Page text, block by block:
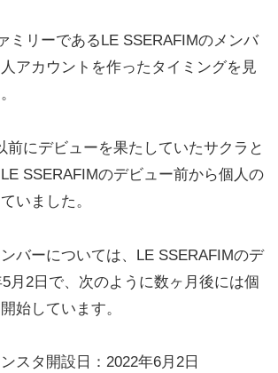
ミリーであるLE SSERAFIMのメンバ
アカウントを作ったタイミングを見
前にデビューを果たしていたサクラと
SSERAFIMのデビュー前から個人の
いました。
バーについては、LE SSERAFIMのデ
月2日で、次のように数ヶ月後には個
始しています。
スタ開設日：2022年6月2日